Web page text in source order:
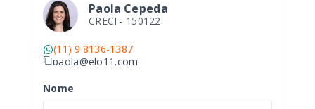
Paola Cepeda
CRECI - 150122
(11) 9 8136-1387
paola@elo11.com
Nome